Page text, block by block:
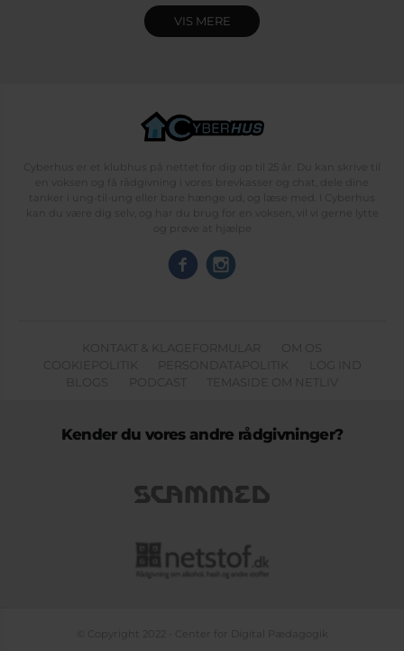
VIS MERE
Cyberhus er et klubhus på nettet for dig op til 25 år. Du kan skrive til
en voksen og få rådgivning i vores brevkasser og chat, dele dine
tanker i ung-til-ung eller bare hænge ud, og læse med. I Cyberhus
kan du være dig selv, og har du brug for en voksen, vil vi gerne lytte
og prøve at hjælpe
KONTAKT & KLAGEFORMULAR
OM OS
COOKIEPOLITIK
PERSONDATAPOLITIK
LOG IND
BLOGS
PODCAST TEMASIDE OM NETLIV
Kender du vores andre rådgivninger?
© Copyright 2022 - Center for Digital Pædagogik